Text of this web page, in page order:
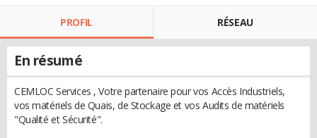
PROFIL RÉSEAU
En résumé
CEMLOC Services , Votre partenaire pour vos Accès Industriels,
vos matériels de Quais, de Stockage et vos Audits de matériels
"Qualité et Sécurité".